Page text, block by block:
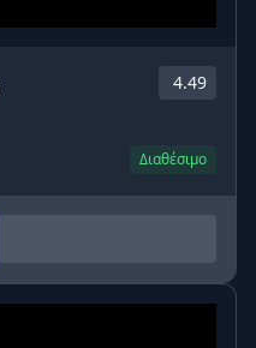
4.49
Διαθέσιμο